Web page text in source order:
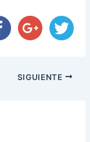
SIGUIENTE